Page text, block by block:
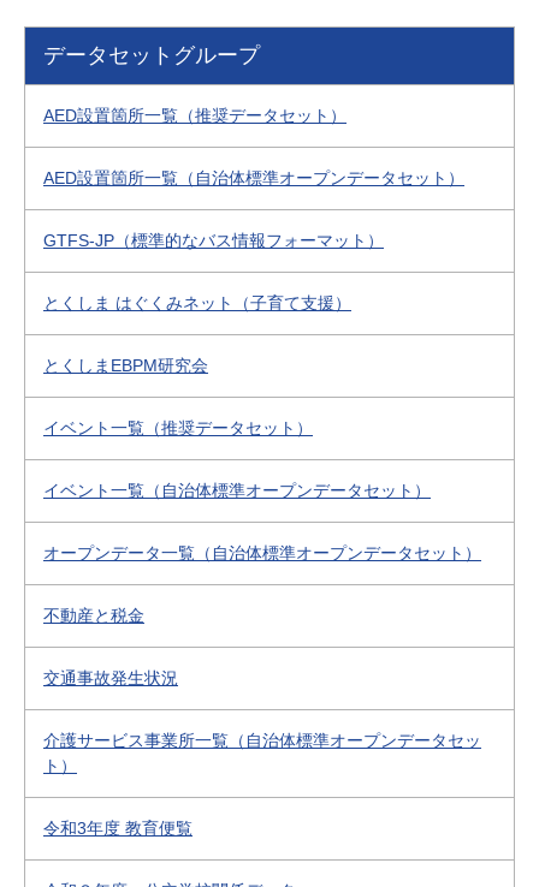
データセットグループ
AED設置箇所一覧（推奨データセット）
AED設置箇所一覧（自治体標準オープンデータセット）
GTFS-JP（標準的なバス情報フォーマット）
とくしま はぐくみネット（子育て支援）
とくしまEBPM研究会
イベント一覧（推奨データセット）
イベント一覧（自治体標準オープンデータセット）
オープンデータ一覧（自治体標準オープンデータセット）
不動産と税金
交通事故発生状況
介護サービス事業所一覧（自治体標準オープンデータセッ
ト）
令和3年度 教育便覧